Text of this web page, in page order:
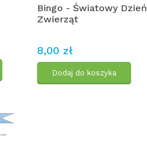
Bingo - Światowy Dzień
Zwierząt
8,00 zł
Dodaj do koszyka